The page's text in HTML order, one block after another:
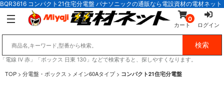
BQR3616 コンパクト21住宅分電盤 パナソニックの通販なら電設資材の電材ネット
0
カート ログイン
「電線 IV 赤」「ボックス 日東 130」などで検索すると、探しやすくなります。
TOP > 分電盤・ボックス > メイン60Aタイプ> コンパクト21住宅分電盤